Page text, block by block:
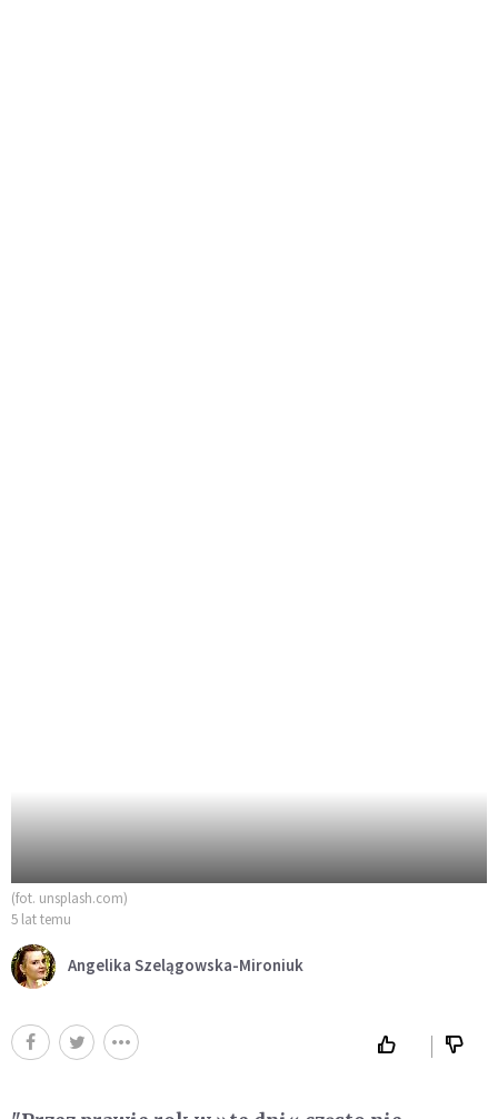
(fot. unsplash.com)
5 lat temu
Angelika Szelągowska-Mironiuk